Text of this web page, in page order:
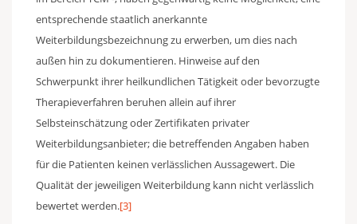
entsprechende staatlich anerkannte
Weiterbildungsbezeichnung zu erwerben, um dies nach
außen hin zu dokumentieren. Hinweise auf den
Schwerpunkt ihrer heilkundlichen Tätigkeit oder bevorzugte
Therapieverfahren beruhen allein auf ihrer
Selbsteinschätzung oder Zertifikaten privater
Weiterbildungsanbieter; die betreffenden Angaben haben
für die Patienten keinen verlässlichen Aussagewert. Die
Qualität der jeweiligen Weiterbildung kann nicht verlässlich
bewertet werden.[3]